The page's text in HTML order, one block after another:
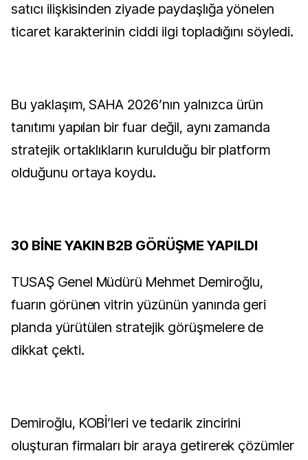
satıcı ilişkisinden ziyade paydaşlığa yönelen
ticaret karakterinin ciddi ilgi topladığını söyledi.
Bu yaklaşım, SAHA 2026’nın yalnızca ürün
tanıtımı yapılan bir fuar değil, aynı zamanda
stratejik ortaklıkların kurulduğu bir platform
olduğunu ortaya koydu.
30 BİNE YAKIN B2B GÖRÜŞME YAPILDI
TUSAŞ Genel Müdürü Mehmet Demiroğlu,
fuarın görünen vitrin yüzünün yanında geri
planda yürütülen stratejik görüşmelere de
dikkat çekti.
Demiroğlu, KOBİ’leri ve tedarik zincirini
oluşturan firmaları bir araya getirerek çözümler